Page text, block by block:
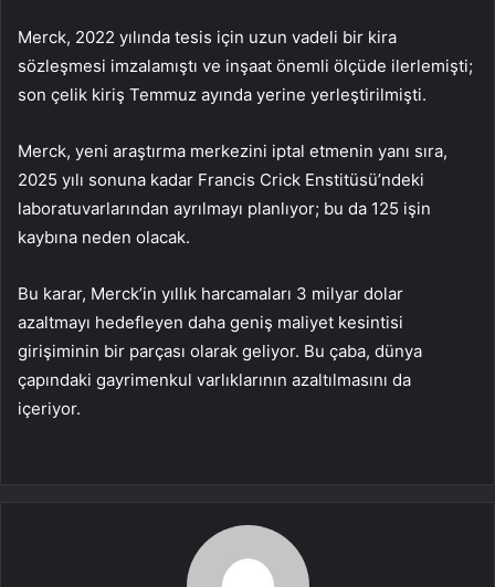
Merck, 2022 yılında tesis için uzun vadeli bir kira
sözleşmesi imzalamıştı ve inşaat önemli ölçüde ilerlemişti;
son çelik kiriş Temmuz ayında yerine yerleştirilmişti.
Merck, yeni araştırma merkezini iptal etmenin yanı sıra,
2025 yılı sonuna kadar Francis Crick Enstitüsü’ndeki
laboratuvarlarından ayrılmayı planlıyor; bu da 125 işin
kaybına neden olacak.
Bu karar, Merck’in yıllık harcamaları 3 milyar dolar
azaltmayı hedefleyen daha geniş maliyet kesintisi
girişiminin bir parçası olarak geliyor. Bu çaba, dünya
çapındaki gayrimenkul varlıklarının azaltılmasını da
içeriyor.